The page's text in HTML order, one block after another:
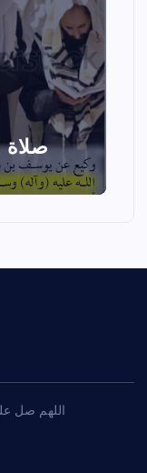
صلاة
اللهم صل